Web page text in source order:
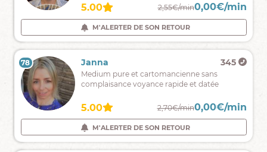
ou
support
.oracle
des
Tarot
de
Marseille
5.00 3,00€/min 0,00€/min
M'ALERTER DE SON RETOUR
5.00 2,55€/min0,00€/min
M'ALERTER DE SON RETOUR
77 Lila
287
Je
vous
à
prévoir
et
à
maitriser
4.60 3,30€/min 0,00€/min
M'ALERTER DE SON RETOUR
78 Janna 345
Medium pure et cartomancienne sans
complaisance voyance rapide et datée
5.00 2,70€/min0,00€/min
M'ALERTER DE SON RETOUR